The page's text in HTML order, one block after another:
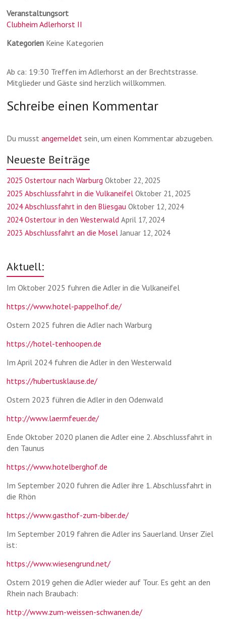
Veranstaltungsort
Clubheim Adlerhorst II
Kategorien Keine Kategorien
Ab ca: 19:30 Treffen im Adlerhorst an der Brechtstrasse.
Mitglieder und Gäste sind herzlich willkommen.
Schreibe einen Kommentar
Du musstangemeldet sein, um einen Kommentar abzugeben.
Neueste Beiträge
2025 Ostertour nach Warburg Oktober 22, 2025
2025 Abschlussfahrt in die Vulkaneifel Oktober 21, 2025
2024 Abschlussfahrt in den Bliesgau Oktober 12, 2024
2024 Ostertour in den Westerwald April 17, 2024
2023 Abschlussfahrt an die Mosel Januar 12, 2024
Aktuell:
Im Oktober 2025 fuhren die Adler in die Vulkaneifel
https://www.hotel-pappelhof.de/
Ostern 2025 fuhren die Adler nach Warburg
https://hotel-tenhoopen.de
Im April 2024 fuhren die Adler in den Westerwald
https://hubertusklause.de/
Ostern 2023 führen die Adler in den Odenwald
http://www.laermfeuer.de/
Ende Oktober 2020 planen die Adler eine 2. Abschlussfahrt in
den Taunus
https://www.hotelberghof.de
Im September 2020 fuhren die Adler ihre 1. Abschlussfahrt in
die Rhön
https://www.gasthof-zum-biber.de/
Im September 2019 fahren die Adler ins Sauerland. Unser Ziel
ist:
https://www.wiesengrund.net/
Ostern 2019 gehen die Adler wieder auf Tour. Es geht an den
Rhein nach Braubach:
http://www.zum-weissen-schwanen.de/